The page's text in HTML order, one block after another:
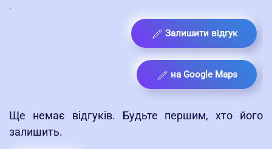
.
Залишити відгук
на Google Maps
Ще немає відгуків. Будьте першим, хто його
залишить.